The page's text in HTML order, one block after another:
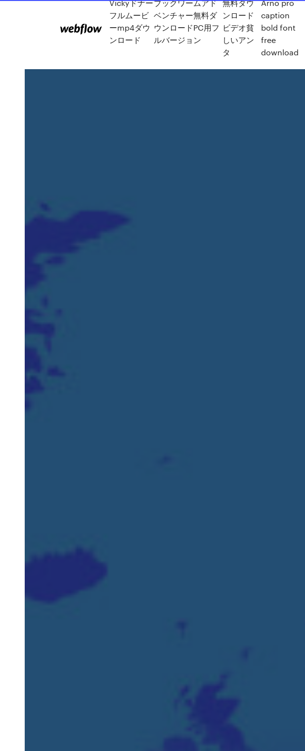
Vickyドナー
フルムービ
ーmp4ダウ
ンロード
ブックワームアド
ベンチャー無料ダ
ウンロードPC用フ
ルバージョン
無料ダウ
ンロード
ビデオ貧
しいアン
タ
Arno pro
caption
bold font
free
download